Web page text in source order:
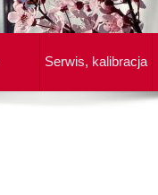
Serwis, kalibracja